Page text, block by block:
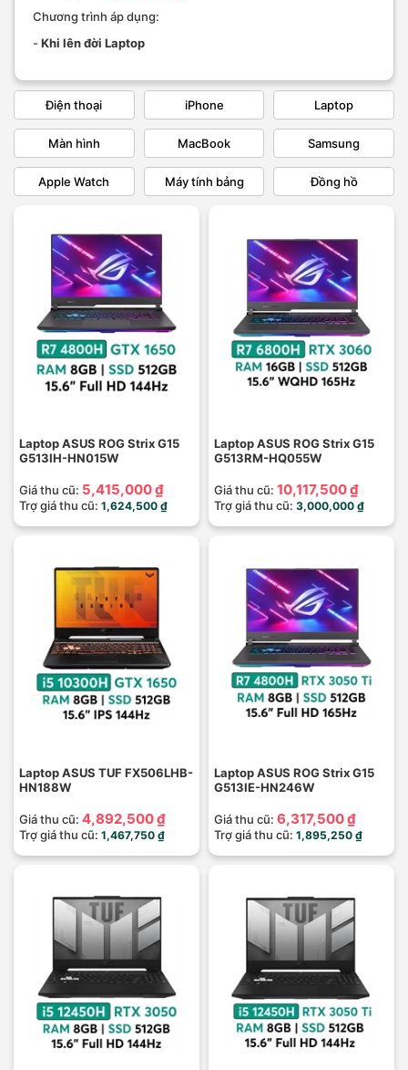
Chương trình áp dụng:
- Khi lên đời Laptop
Điện thoại iPhone Laptop
Màn hình MacBook Samsung
Apple Watch Máy tính bảng Đồng hồ
Laptop ASUS ROG Strix G15
G513IH-HN015W
Giá thu cũ: 5,415,000 ₫
Trợ giá thu cũ: 1,624,500 ₫
Laptop ASUS ROG Strix G15
G513RM-HQ055W
Giá thu cũ: 10,117,500 ₫
Trợ giá thu cũ: 3,000,000 ₫
Laptop ASUS TUF FX506LHB-
HN188W
Giá thu cũ: 4,892,500 ₫
Trợ giá thu cũ: 1,467,750 ₫
Laptop ASUS ROG Strix G15
G513IE-HN246W
Giá thu cũ: 6,317,500 ₫
Trợ giá thu cũ: 1,895,250 ₫